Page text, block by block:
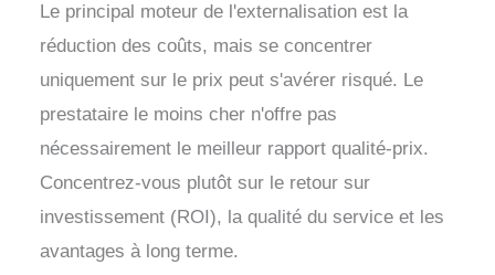
Le principal moteur de l'externalisation est la
réduction des coûts, mais se concentrer
uniquement sur le prix peut s'avérer risqué. Le
prestataire le moins cher n'offre pas
nécessairement le meilleur rapport qualité-prix.
Concentrez-vous plutôt sur le retour sur
investissement (ROI), la qualité du service et les
avantages à long terme.